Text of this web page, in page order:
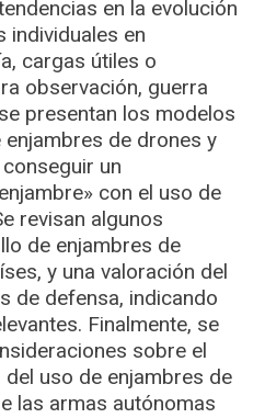
en la evolución
individuales en
cargas útiles o
observación, guerra
presentan los modelos
de drones y
un
con el uso de
revisan algunos
de enjambres de
y una valoración del
de defensa, indicando
Finalmente, se
sobre el
uso de enjambres de
las armas autónomas